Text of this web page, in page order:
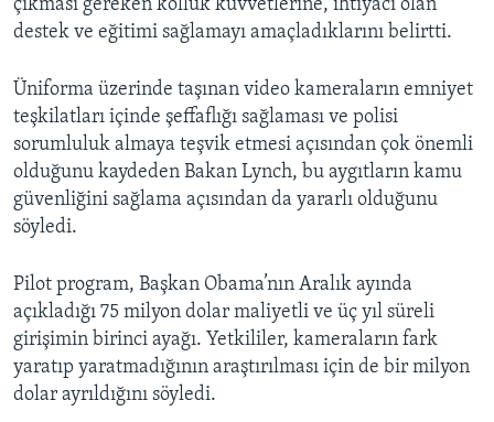
çıkması gereken kolluk kuvvetlerine, ihtiyacı olan
destek ve eğitimi sağlamayı amaçladıklarını belirtti.
Üniforma üzerinde taşınan video kameraların emniyet
teşkilatları içinde şeffaflığı sağlaması ve polisi
sorumluluk almaya teşvik etmesi açısından çok önemli
olduğunu kaydeden Bakan Lynch, bu aygıtların kamu
güvenliğini sağlama açısından da yararlı olduğunu
söyledi.
Pilot program, Başkan Obama’nın Aralık ayında
açıkladığı 75 milyon dolar maliyetli ve üç yıl süreli
girişimin birinci ayağı. Yetkililer, kameraların fark
yaratıp yaratmadığının araştırılması için de bir milyon
dolar ayrıldığını söyledi.